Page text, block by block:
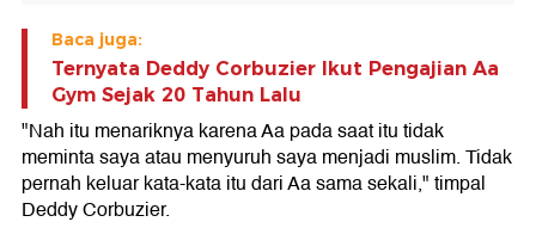
Baca juga:
Ternyata Deddy Corbuzier Ikut Pengajian Aa
Gym Sejak 20 Tahun Lalu
"Nah itu menariknya karena Aa pada saat itu tidak
meminta saya atau menyuruh saya menjadi muslim. Tidak
pernah keluar kata-kata itu dari Aa sama sekali," timpal
Deddy Corbuzier.